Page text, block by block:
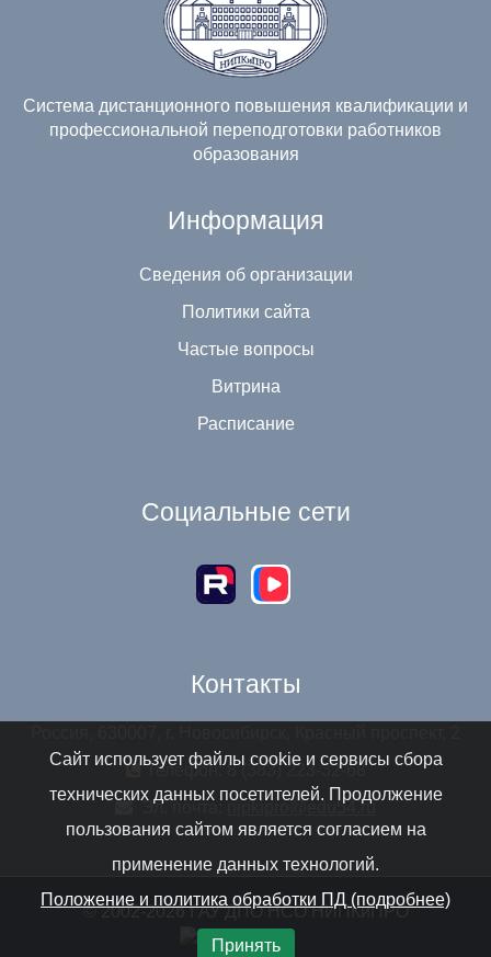
Система дистанционного повышения квалификации и
профессиональной переподготовки работников
образования
Информация
Сведения об организации
Политики сайта
Частые вопросы
Витрина
Расписание
Социальные сети
Контакты
Телефон: 8 (383) 223-32-68
Эл. почта:
nipkipro@edu54.ru
© 2002-2026 ГАУ ДПО НСО НИПКиПРО
Сайт использует файлы cookie и сервисы сбора
технических данных посетителей. Продолжение
пользования сайтом является согласием на
применение данных технологий.
Положение и политика обработки ПД (подробнее)
Принять